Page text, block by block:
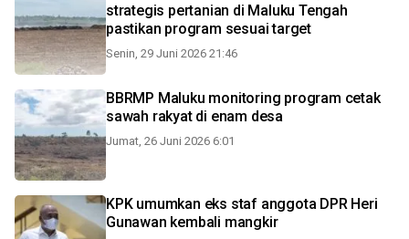
strategis pertanian di Maluku Tengah
pastikan program sesuai target
Senin, 29 Juni 2026 21:46
BBRMP Maluku monitoring program cetak
sawah rakyat di enam desa
Jumat, 26 Juni 2026 6:01
KPK umumkan eks staf anggota DPR Heri
Gunawan kembali mangkir